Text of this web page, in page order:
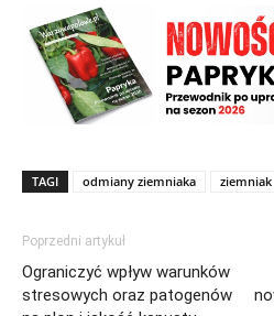
TAGI odmiany ziemniaka ziemniak
Poprzedni artykuł
Ograniczyć wpływ warunków
stresowych oraz patogenów